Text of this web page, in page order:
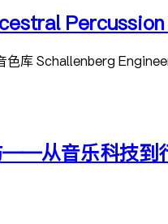
库 Schallenberg
——从音乐科技到